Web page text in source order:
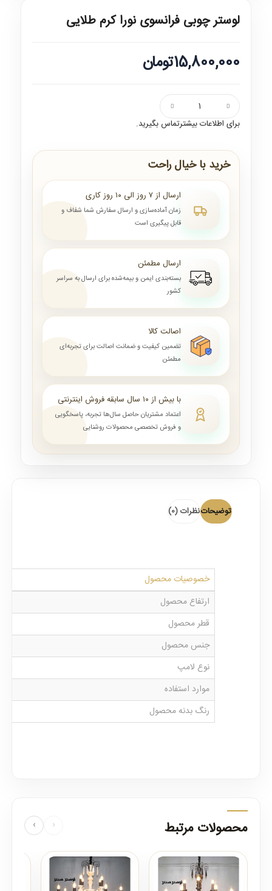
لوستر چوبی فرانسوی نورا کرم طلایی
15,800,000تومان
برای اطلاعات بیشترتماس بگیرید.
خرید با خیال راحت
ارسال از ۷ روز الی ۱۰ روز کاری
زمان آماده‌سازی و ارسال سفارش شما شفاف و
قابل پیگیری است
ارسال مطمئن
بسته‌بندی ایمن و بیمه‌شده برای ارسال به سراسر
کشور
اصالت کالا
تضمین کیفیت و ضمانت اصالت برای تجربه‌ای
مطمئن
با بیش از ۱۰ سال سابقه فروش اینترنتی
اعتماد مشتریان حاصل سال‌ها تجربه، پاسخگویی
و فروش تخصصی محصولات روشنایی
توضیحاتنظرات (0)
خصوصیات محصول
ارتفاع محصول
قطر محصول
جنس محصول
نوع لامپ
موارد استفاده
رنگ بدنه محصول
محصولات مرتبط ‹
›